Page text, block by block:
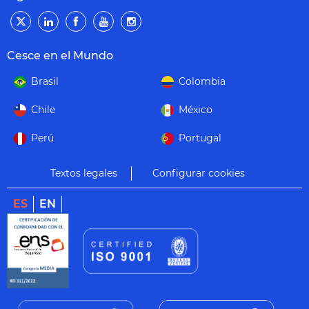
Cesce en el Mundo
Brasil Colombia
Chile México
Perú Portugal
Textos legales Configurar cookies
ES EN